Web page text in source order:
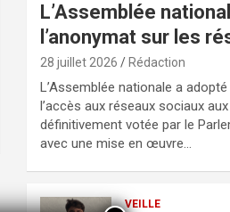
L’Assemblée
l’anonymat sur les
28 juillet 2026 Rédaction
L’Assemblée nationale a
l’accès aux réseaux sociaux
définitivement votée par le
avec une mise en œuvre…
VEILLE